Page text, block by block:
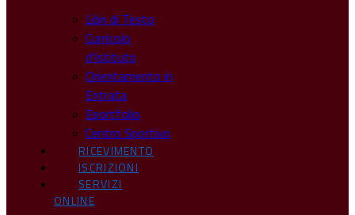
Libri di Testo
Curricolo
d’Istituto
Orientamento in
Entrata
Eportfolio
Centro Sportivo
RICEVIMENTO
ISCRIZIONI
SERVIZI
ONLINE